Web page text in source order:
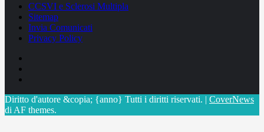
CCSVI e Sclerosi Multipla
Sitemap
Invia Comunicati
Privacy Policy
Diritto d'autore &copia; {anno} Tutti i diritti riservati. | CoverNews
di AF themes.